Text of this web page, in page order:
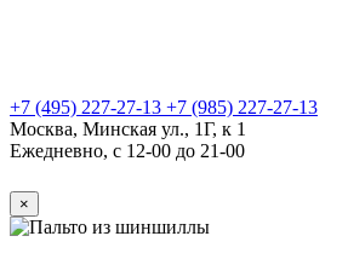
+7 (495) 227-27-13 +7 (985) 227-27-13
Москва, Минская ул., 1Г, к 1
Ежедневно, с 12-00 до 21-00
×